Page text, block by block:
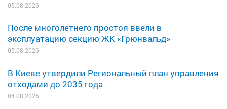
05.08.2026
После многолетнего простоя ввели в
эксплуатацию секцию ЖК «Грюнвальд»
05.08.2026
В Киеве утвердили Региональный план управления
отходами до 2035 года
04.08.2026